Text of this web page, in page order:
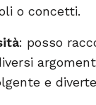
o concetti.
: posso
e